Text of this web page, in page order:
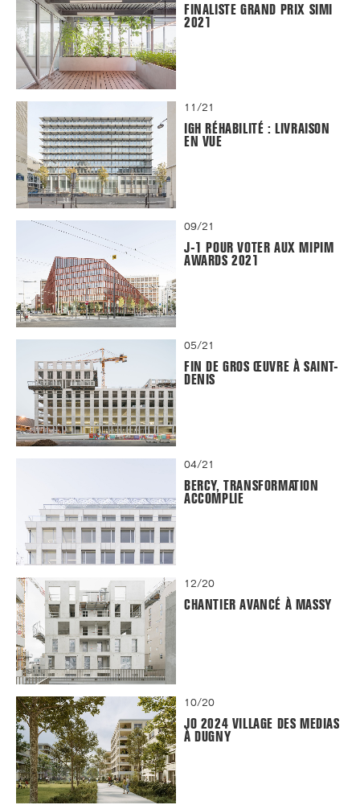
FINALISTE GRAND PRIX SIMI
2021
11/21
IGH RÉHABILITÉ : LIVRAISON
EN VUE
09/21
J-1 POUR VOTER AUX MIPIM
AWARDS 2021
05/21
FIN DE GROS ŒUVRE À SAINT-
DENIS
04/21
BERCY, TRANSFORMATION
ACCOMPLIE
12/20
CHANTIER AVANCÉ À MASSY
10/20
JO 2024 VILLAGE DES MEDIAS
À DUGNY